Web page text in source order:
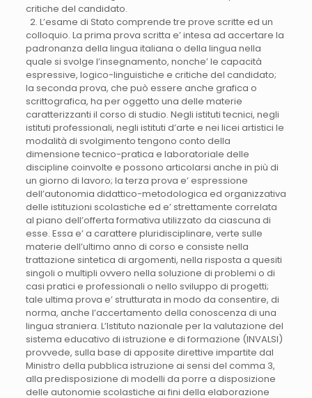
critiche del candidato.
2. L’esame di Stato comprende tre prove scritte ed un
colloquio. La prima prova scritta e’ intesa ad accertare la
padronanza della lingua italiana o della lingua nella
quale si svolge l’insegnamento, nonche’ le capacità
espressive, logico-linguistiche e critiche del candidato;
la seconda prova, che può essere anche grafica o
scrittografica, ha per oggetto una delle materie
caratterizzanti il corso di studio. Negli istituti tecnici, negli
istituti professionali, negli istituti d’arte e nei licei artistici le
modalità di svolgimento tengono conto della
dimensione tecnico-pratica e laboratoriale delle
discipline coinvolte e possono articolarsi anche in più di
un giorno di lavoro; la terza prova e’ espressione
dell’autonomia didattico-metodologica ed organizzativa
delle istituzioni scolastiche ed e’ strettamente correlata
al piano dell’offerta formativa utilizzato da ciascuna di
esse. Essa e’ a carattere pluridisciplinare, verte sulle
materie dell’ultimo anno di corso e consiste nella
trattazione sintetica di argomenti, nella risposta a quesiti
singoli o multipli ovvero nella soluzione di problemi o di
casi pratici e professionali o nello sviluppo di progetti;
tale ultima prova e’ strutturata in modo da consentire, di
norma, anche l’accertamento della conoscenza di una
lingua straniera. L’Istituto nazionale per la valutazione del
sistema educativo di istruzione e di formazione (INVALSI)
provvede, sulla base di apposite direttive impartite dal
Ministro della pubblica istruzione ai sensi del comma 3,
alla predisposizione di modelli da porre a disposizione
delle autonomie scolastiche ai fini della elaborazione